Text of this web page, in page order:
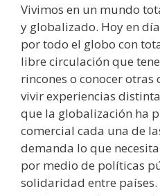
Vivimos en un mundo
y globalizado. Hoy en
por todo el globo con
libre circulación que
rincones o conocer
vivir experiencias
que la globalización ha
comercial cada una de
demanda lo que
por medio de políticas
solidaridad entre países.